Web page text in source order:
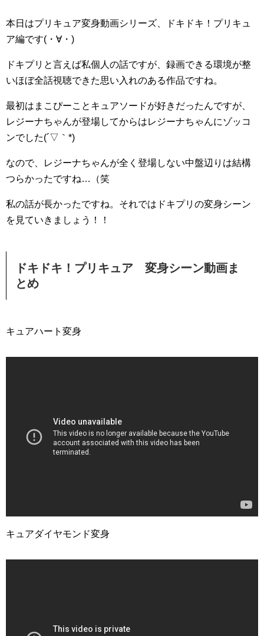
本日はプリキュア変身動画シリーズ、ドキドキ！プリキュ
ア編です(・∀・)
ドキプリと言えば私個人の話ですが、録画できる環境が整
いほぼ全話視聴できた思い入れのある作品ですね。
最初はまこぴーことキュアソードが好きだったんですが、
レジーナちゃんが登場してからはレジーナちゃんにゾッコ
ンでした(´▽｀*)
なので、レジーナちゃんが全く登場しない中盤辺りは結構
つらかったですね…（笑
私の話が長かったですね。それではドキプリの変身シーン
を見ていきましょう！！
ドキドキ！プリキュア 変身シーン動画ま
とめ
キュアハート変身
キュアダイヤモンド変身